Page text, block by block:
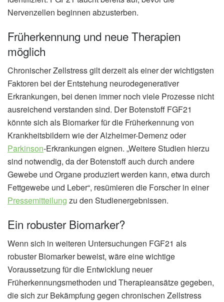
Nervenzellen beginnen abzusterben.
Früherkennung und neue Therapien
möglich
Chronischer Zellstress gilt derzeit als einer der wichtigsten
Faktoren bei der Entstehung neurodegenerativer
Erkrankungen, bei denen immer noch viele Prozesse nicht
ausreichend verstanden sind. Der Botenstoff FGF21
könnte sich als Biomarker für die Früherkennung von
Krankheitsbildern wie der Alzheimer-Demenz oder
Parkinson-Erkrankungen eignen. „Weitere Studien hierzu
sind notwendig, da der Botenstoff auch durch andere
Gewebe und Organe produziert werden kann, etwa durch
Fettgewebe und Leber“, resümieren die Forscher in einer
Pressemitteilung zu den Studienergebnissen.
Ein robuster Biomarker?
Wenn sich in weiteren Untersuchungen FGF21 als
robuster Biomarker beweist, wäre eine wichtige
Voraussetzung für die Entwicklung neuer
Früherkennungsmethoden und Therapieansätze gegeben,
die sich zur Bekämpfung gegen chronischen Zellstress